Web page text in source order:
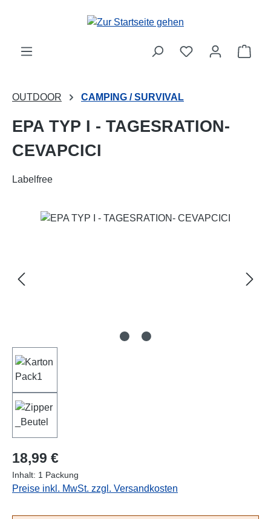
Zum Hauptinhalt springen
OUTDOOR CAMPING / SURVIVAL
EPA TYP I - TAGESRATION-
CEVAPCICI
Labelfree
Bildergalerie überspringen
Regulärer Preis:
18,99 €
Inhalt: 1 Packung
Preise inkl. MwSt. zzgl. Versandkosten